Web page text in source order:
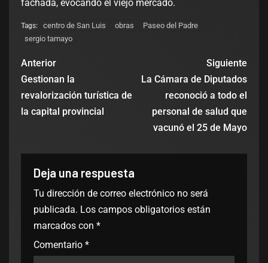
fachada, evocando el viejo mercado.
Tags: centro de San Luis obras
Paseo del Padre
sergio tamayo
Anterior
Gestionan la
revalorización turística de
la capital provincial
Siguiente
La Cámara de Diputados
reconoció a todo el
personal de salud que
vacunó el 25 de Mayo
Deja una respuesta
Tu dirección de correo electrónico no será
publicada. Los campos obligatorios están
marcados con *
Comentario *